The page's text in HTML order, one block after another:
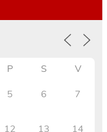
P S V
5 6 7
12 13 14